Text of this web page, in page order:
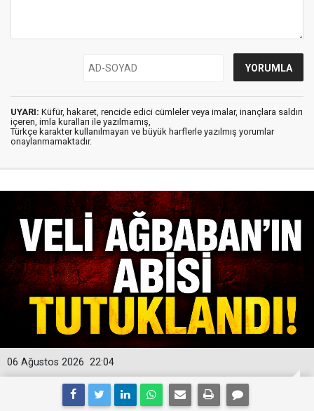
UYARI: Küfür, hakaret, rencide edici cümleler veya imalar, inançlara saldırı
içeren, imla kuralları ile yazılmamış,
Türkçe karakter kullanılmayan ve büyük harflerle yazılmış yorumlar
onaylanmamaktadır.
22:04
06 Ağustos 2026